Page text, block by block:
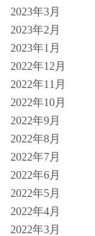
2023年3月
2023年2月
2023年1月
2022年12月
2022年11月
2022年10月
2022年9月
2022年8月
2022年7月
2022年6月
2022年5月
2022年4月
2022年3月